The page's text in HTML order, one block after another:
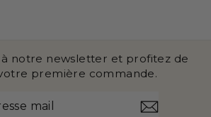
notre newsletter et profitez de
première commande.